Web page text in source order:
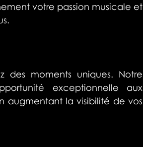
votre passion musicale et
moments uniques. Notre
exceptionnelle aux
augmentant la visibilité de vos